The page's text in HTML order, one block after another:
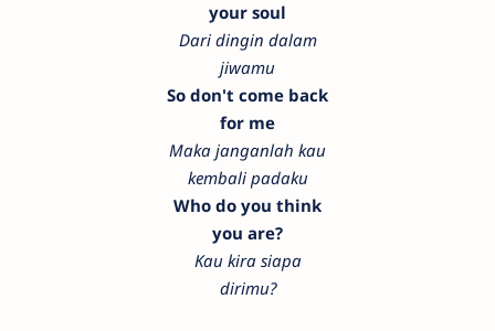
your soul
Dari dingin dalam
jiwamu
So don't come back
for me
Maka janganlah kau
kembali padaku
Who do you think
you are?
Kau kira siapa
dirimu?